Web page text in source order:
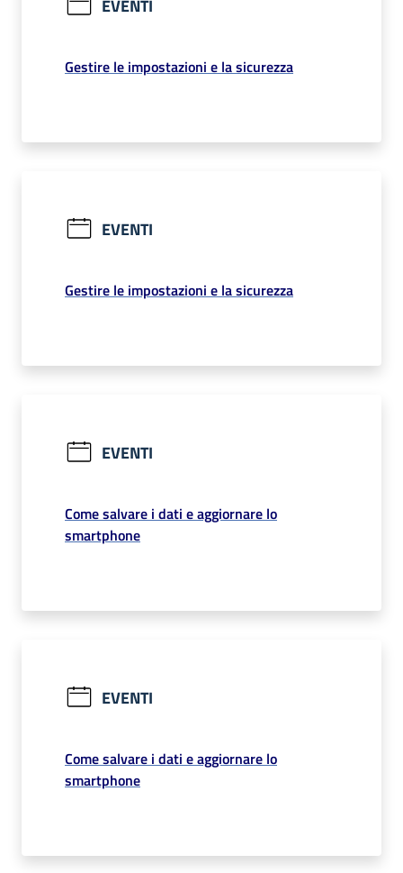
EVENTI
Gestire le impostazioni e la sicurezza
EVENTI
Gestire le impostazioni e la sicurezza
EVENTI
Come salvare i dati e aggiornare lo
smartphone
EVENTI
Come salvare i dati e aggiornare lo
smartphone